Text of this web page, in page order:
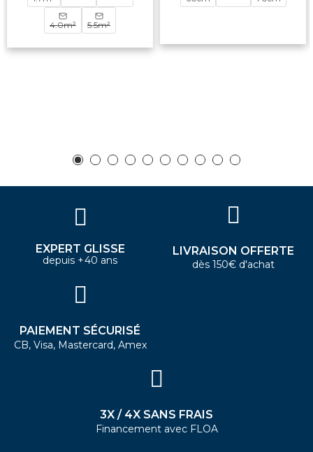
4.0m² 5.5m²
EXPERT GLISSE
depuis +40 ans
LIVRAISON OFFERTE
dès 150€ d'achat
PAIEMENT SÉCURISÉ
CB, Visa, Mastercard, Amex
3X / 4X SANS FRAIS
Financement avec FLOA